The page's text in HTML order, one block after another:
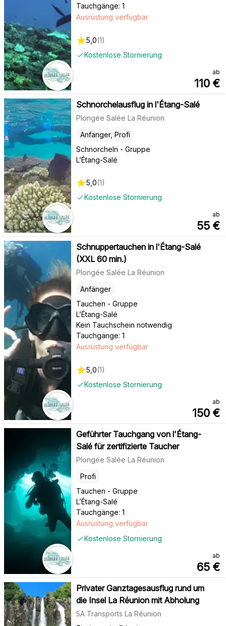
Tauchgänge: 1
Kostenlose Stornierung
Ausrüstung verfügbar
5,0(1)
ab
110 €
Schnorchelausflug in l'Étang-Salé
Plongée Salée La Réunion
Schnorcheln - Gruppe
L’Étang-Salé
Anfänger, Profi
Kostenlose Stornierung
5,0(1)
ab
55 €
Schnuppertauchen in l'Étang-Salé
(XXL 60 min.)
Plongée Salée La Réunion
Tauchen - Gruppe
L’Étang-Salé
Anfänger
Kein Tauchschein notwendig
Tauchgänge: 1
Kostenlose Stornierung
Ausrüstung verfügbar
5,0(1)
ab
150 €
Geführter Tauchgang von l'Étang-
Salé für zertifizierte Taucher
Plongée Salée La Réunion
Tauchen - Gruppe
L’Étang-Salé
Profi
Tauchgänge: 1
Kostenlose Stornierung
Ausrüstung verfügbar
ab
65 €
Privater Ganztagesausflug rund um
die Insel La Réunion mit Abholung
5A Transports La Réunion